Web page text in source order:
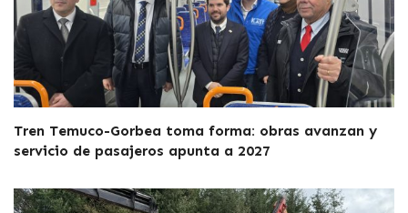
Tren Temuco-Gorbea toma forma: obras avanzan y
servicio de pasajeros apunta a 2027